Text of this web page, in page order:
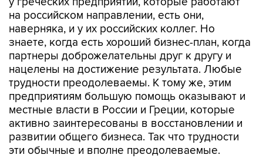
на российском направлении, есть они,
наверняка, и у их российских коллег. Но
знаете, когда есть хороший бизнес-план, когда
партнеры доброжелательны друг к другу и
нацелены на достижение результата. Любые
трудности преодолеваемы. К тому же, этим
предприятиям большую помощь оказывают и
местные власти в России и Греции, которые
активно заинтересованы в восстановлении и
развитии общего бизнеса. Так что трудности
эти обычные и вполне преодолеваемые.